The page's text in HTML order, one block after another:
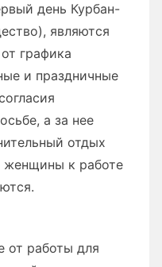
день Курбан-
являются
графика
и праздничные
а за нее
отдых
женщины к работе
работы для